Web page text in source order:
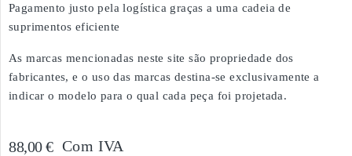
Pagamento justo pela logística graças a uma cadeia de
suprimentos eficiente
As marcas mencionadas neste site são propriedade dos
fabricantes, e o uso das marcas destina-se exclusivamente a
indicar o modelo para o qual cada peça foi projetada.
88,00 € Com IVA